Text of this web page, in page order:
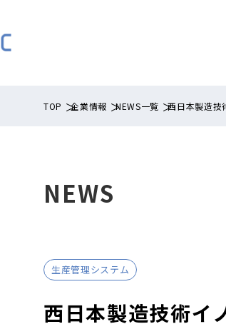
TOP 企業情報 NEWS一覧 西日本製造技
NEWS
生産管理システム
西日本製造技術イ